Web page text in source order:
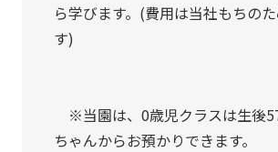
ら学びます。(費用は当社もちの
す)
※当園は、0歳児クラスは生後
ちゃんからお預かりできます。